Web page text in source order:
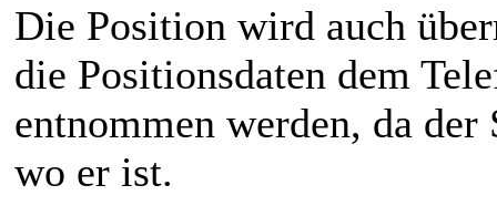
Die Position wird auch
die Positionsdaten dem
entnommen werden, da
wo er ist.